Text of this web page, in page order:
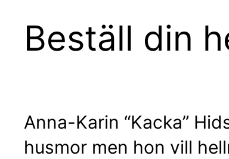
Beställ din
Anna-Karin “Kacka”
husmor men hon vill